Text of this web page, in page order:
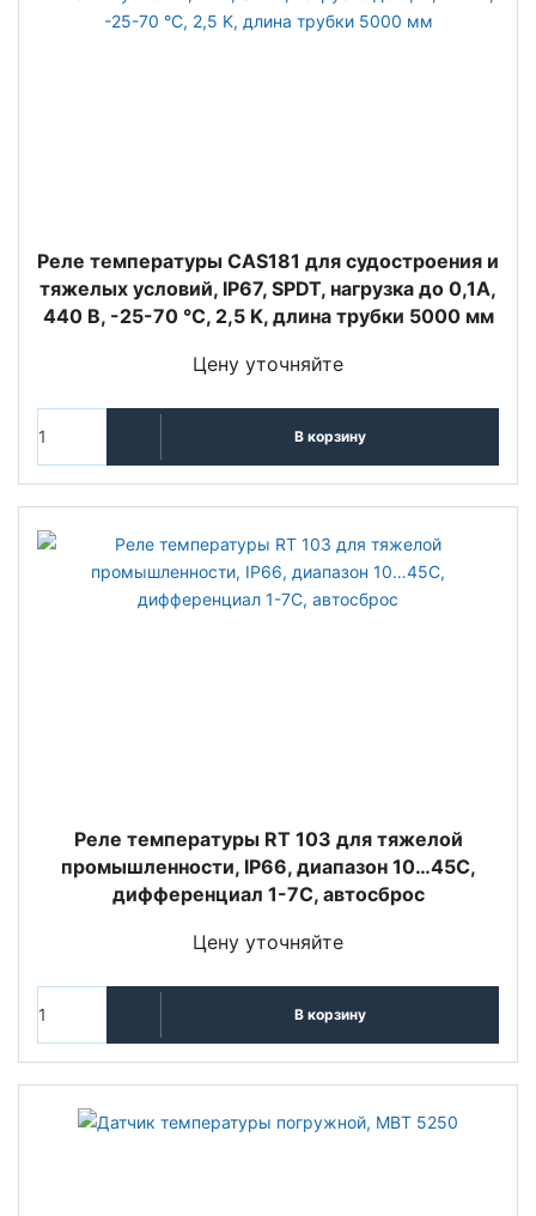
Реле температуры CAS181 для судостроения и
тяжелых условий, IP67, SPDT, нагрузка до 0,1А,
440 В, -25-70 °C, 2,5 K, длина трубки 5000 мм
Цену уточняйте
В корзину
Реле температуры RT 103 для тяжелой
промышленности, IP66, диапазон 10…45С,
дифференциал 1-7С, автосброс
Цену уточняйте
В корзину